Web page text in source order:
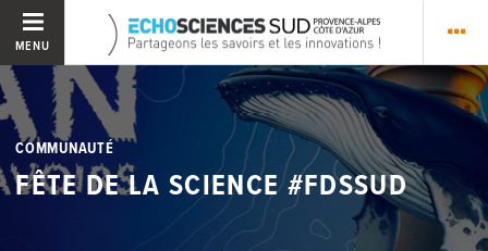
MENU
COMMUNAUTÉ
FÊTE DE LA SCIENCE #FDSSUD